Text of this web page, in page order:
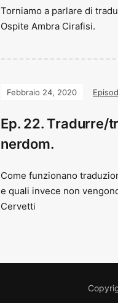
Torniamo a parlare di
Ospite Ambra Cirafisi.
Febbraio 24, 2020
Ep. 22. Tradurre/
nerdom.
Come funzionano
e quali invece non
Cervetti